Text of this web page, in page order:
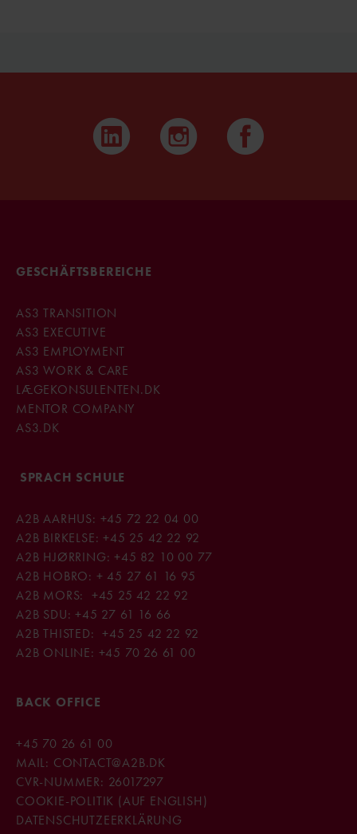
eine schwierige Sprache ist, gibt es viele
verbessern können. Lesen Sie hier weiter.
GESCHÄFTSBEREICHE
AS3 TRANSITION
AS3 EXECUTIVE
AS3 EMPLOYMENT
AS3 WORK & CARE
LÆGEKONSULENTEN.DK
MENTOR COMPANY
AS3.DK
SPRACH SCHULE
A2B AARHUS: +45 72 22 04 00
A2B BIRKELSE:+45 25 42 22 92
A2B HJØRRING:+45 82 10 00 77
A2B HOBRO: + 45 27 61 16 95
A2B MORS: +45 25 42 22 92
A2B SDU:+45 27 61 16 66
A2B THISTED:+45 25 42 22 92
A2B ONLINE: +45 70 26 61 00
BACK OFFICE
+45 70 26 61 00
MAIL: CONTACT@A2B.DK
CVR-NUMMER: 26017297
COOKIE-POLITIK (AUF ENGLISH)
D​ATENSCHUTZEERKLÄRUNG